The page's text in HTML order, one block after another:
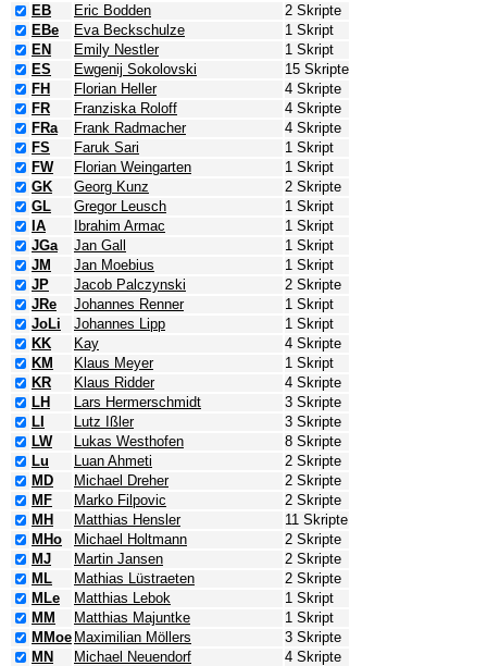
EB
Eric Bodden
2 Skripte
EBe
Eva Beckschulze
1 Skript
EN
Emily Nestler
1 Skript
ES
Ewgenij Sokolovski
15 Skripte
FH
Florian Heller
4 Skripte
FR
Franziska Roloff
4 Skripte
FRa
Frank Radmacher
4 Skripte
FS
Faruk Sari
1 Skript
FW
Florian Weingarten
1 Skript
GK
Georg Kunz
2 Skripte
GL
Gregor Leusch
1 Skript
IA
Ibrahim Armac
1 Skript
JGa
Jan Gall
1 Skript
JM
Jan Moebius
1 Skript
JP
Jacob Palczynski
2 Skripte
JRe
Johannes Renner
1 Skript
JoLi
Johannes Lipp
1 Skript
KK
Kay
4 Skripte
KM
Klaus Meyer
1 Skript
KR
Klaus Ridder
4 Skripte
LH
Lars Hermerschmidt
3 Skripte
LI
Lutz Ißler
3 Skripte
LW
Lukas Westhofen
8 Skripte
Lu
Luan Ahmeti
2 Skripte
MD
Michael Dreher
2 Skripte
MF
Marko Filpovic
2 Skripte
MH
Matthias Hensler
11 Skripte
MHo
Michael Holtmann
2 Skripte
MJ
Martin Jansen
2 Skripte
ML
Mathias Lüstraeten
2 Skripte
MLe
Matthias Lebok
1 Skript
MM
Matthias Majuntke
1 Skript
MMoe Maximilian Möllers
3 Skripte
MN
Michael Neuendorf
4 Skripte